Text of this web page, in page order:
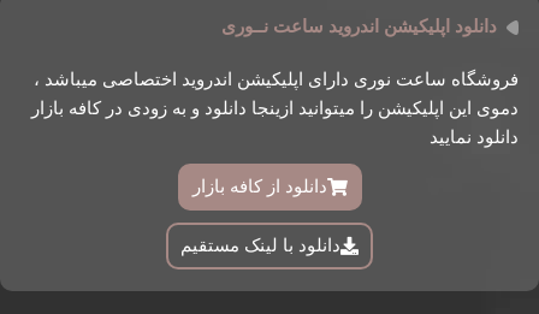
دانلود اپلیکیشن اندروید ساعت نــوری
فروشگاه ساعت نوری دارای اپلیکیشن اندروید اختصاصی میباشد ،
دموی این اپلیکیشن را میتوانید ازینجا دانلود و به زودی در کافه بازار
دانلود نمایید
دانلود از کافه بازار
دانلود با لینک مستقیم